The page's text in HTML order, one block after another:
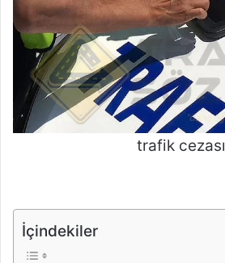
trafik cezası
İçindekiler